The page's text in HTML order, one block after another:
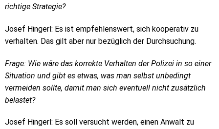
richtige Strategie?
Josef Hingerl: Es ist empfehlenswert, sich kooperativ zu
verhalten. Das gilt aber nur bezüglich der Durchsuchung.
Frage: Wie wäre das korrekte Verhalten der Polizei in so einer
Situation und gibt es etwas, was man selbst unbedingt
vermeiden sollte, damit man sich eventuell nicht zusätzlich
belastet?
Josef Hingerl: Es soll versucht werden, einen Anwalt zu